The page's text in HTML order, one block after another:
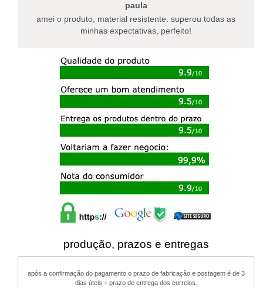
paula
amei o produto, material resistente. superou todas as
minhas expectativas, perfeito!
produção, prazos e entregas
após a confirmação do pagamento o prazo de fabricação e postagem é de 3
dias úteis + prazo de entrega dos correios.